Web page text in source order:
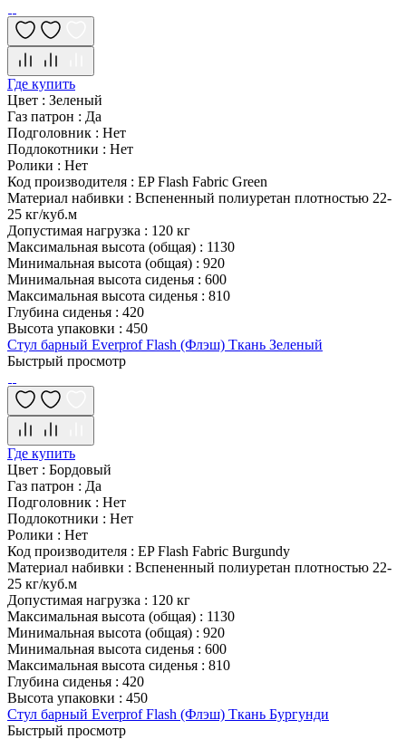
Где купить
Цвет : Зеленый
Газ патрон : Да
Подголовник : Нет
Подлокотники : Нет
Ролики : Нет
Код производителя : EP Flash Fabric Green
Материал набивки : Вспененный полиуретан плотностью 22-
25 кг/куб.м
Допустимая нагрузка : 120 кг
Максимальная высота (общая) : 1130
Минимальная высота (общая) : 920
Минимальная высота сиденья : 600
Максимальная высота сиденья : 810
Глубина сиденья : 420
Высота упаковки : 450
Стул барный Everprof Flash (Флэш) Ткань Зеленый
Быстрый просмотр
Где купить
Цвет : Бордовый
Газ патрон : Да
Подголовник : Нет
Подлокотники : Нет
Ролики : Нет
Код производителя : EP Flash Fabric Burgundy
Материал набивки : Вспененный полиуретан плотностью 22-
25 кг/куб.м
Допустимая нагрузка : 120 кг
Максимальная высота (общая) : 1130
Минимальная высота (общая) : 920
Минимальная высота сиденья : 600
Максимальная высота сиденья : 810
Глубина сиденья : 420
Высота упаковки : 450
Стул барный Everprof Flash (Флэш) Ткань Бургунди
Быстрый просмотр